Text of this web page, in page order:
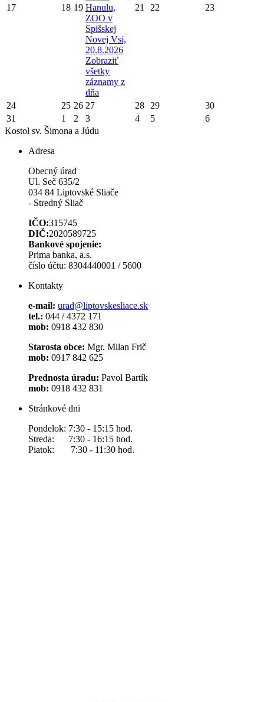
17 18 19 Hanulu,
ZOO v
Spišskej
Novej Vsi,
20.8.2026
Zobraziť
všetky
záznamy z
dňa
21 22 23
24 25 26 27 28 29
30
31
1 2 3 4 5
6
Kostol sv. Šimona a Júdu
Adresa
Obecný úrad
Ul. Seč 635/2
034 84 Liptovské Sliače
- Stredný Sliač
IČO:315745
DIČ:2020589725
Bankové spojenie:
Prima banka, a.s.
číslo účtu: 8304440001 / 5600
Kontakty
e-mail: urad@liptovskesliace.sk
tel.: 044 / 4372 171
mob: 0918 432 830
Starosta obce: Mgr. Milan Frič
mob: 0917 842 625
Prednosta úradu: Pavol Bartík
mob: 0918 432 831
Stránkové dni
Pondelok: 7:30 - 15:15 hod.
Streda: 7:30 - 16:15 hod.
Piatok: 7:30 - 11:30 hod.